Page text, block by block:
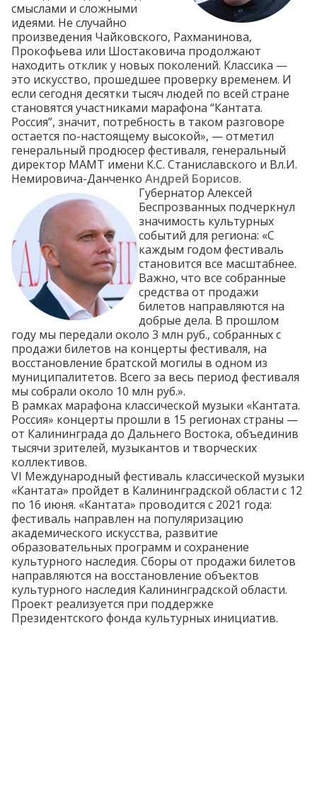
смыслами и сложными
идеями. Не случайно
произведения Чайковского, Рахманинова,
Прокофьева или Шостаковича продолжают
находить отклик у новых поколений. Классика —
это искусство, прошедшее проверку временем. И
если сегодня десятки тысяч людей по всей стране
становятся участниками марафона “Кантата.
Россия”, значит, потребность в таком разговоре
остается по-настоящему высокой», — отметил
генеральный продюсер фестиваля, генеральный
директор МАМТ имени К.С. Станиславского и Вл.И.
Немировича-Данченко Андрей Борисов.
Губернатор Алексей
Беспрозванных подчеркнул
значимость культурных
событий для региона: «С
каждым годом фестиваль
становится все масштабнее.
Важно, что все собранные
средства от продажи
билетов направляются на
добрые дела. В прошлом
году мы передали около 3 млн руб., собранных с
продажи билетов на концерты фестиваля, на
восстановление братской могилы в одном из
муниципалитетов. Всего за весь период фестиваля
мы собрали около 10 млн руб.».
В рамках марафона классической музыки «Кантата.
Россия» концерты прошли в 15 регионах страны —
от Калининграда до Дальнего Востока, объединив
тысячи зрителей, музыкантов и творческих
коллективов.
VI Международный фестиваль классической музыки
«Кантата» пройдет в Калининградской области с 12
по 16 июня. «Кантата» проводится с 2021 года:
фестиваль направлен на популяризацию
академического искусства, развитие
образовательных программ и сохранение
культурного наследия. Сборы от продажи билетов
направляются на восстановление объектов
культурного наследия Калининградской области.
Проект реализуется при поддержке
Президентского фонда культурных инициатив.